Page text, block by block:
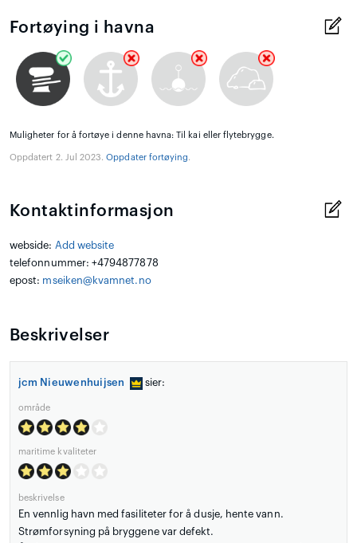
Fortøying i havna
Muligheter for å fortøye i denne havna: Til kai eller flytebrygge.
Oppdatert 2. Jul 2023.Oppdater fortøying.
Kontaktinformasjon
webside: Add website
telefonnummer: +4794877878
epost: mseiken@kvamnet.no
Beskrivelser
jcm Nieuwenhuijsen sier:
område
maritime kvaliteter
beskrivelse
En vennlig havn med fasiliteter for å dusje, hente vann.
Strømforsyning på bryggene var defekt.